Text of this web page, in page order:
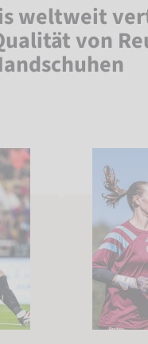
weltweit
von